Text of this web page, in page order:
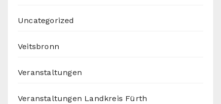
Uncategorized
Veitsbronn
Veranstaltungen
Veranstaltungen Landkreis Fürth